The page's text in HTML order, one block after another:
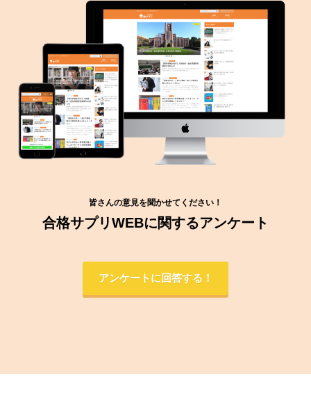
皆さんの意見を聞かせてください！
合格サプリWEBに関するアンケート
アンケートに回答する！